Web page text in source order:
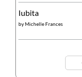
Iubita
byMichelle Frances